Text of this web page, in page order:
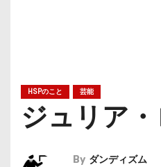
HSPのこと 芸能
ジュリア
By ダンディズム